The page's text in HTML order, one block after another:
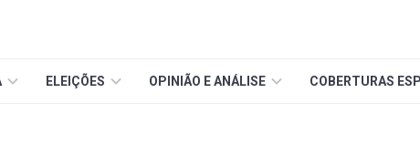
ELEIÇÕES OPINIÃO E ANÁLISE COBERTURAS